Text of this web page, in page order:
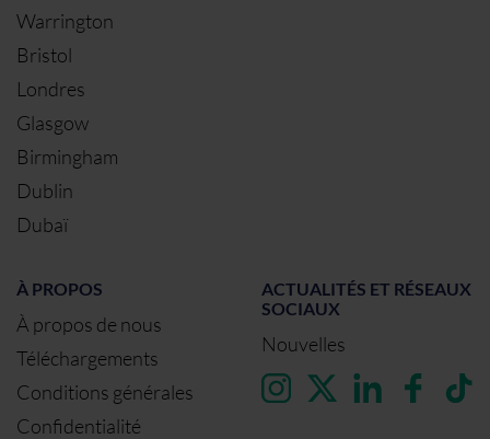
Warrington
Bristol
Londres
Glasgow
Birmingham
Dublin
Dubaï
À PROPOS
À propos de nous
Téléchargements
Conditions générales
Confidentialité
ACTUALITÉS ET RÉSEAUX
SOCIAUX
Nouvelles